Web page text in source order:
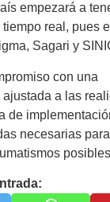
empezará a
real, pues
Sagari y
con una
a las
de
necesarias